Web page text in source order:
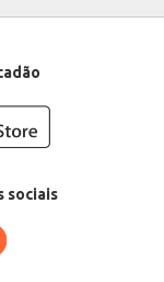
sociais